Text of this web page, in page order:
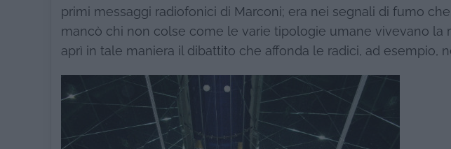
primi messaggi radiofonici di Marconi; era nei segnali di fumo
mancò chi non colse come le varie tipologie umane vivevano la
aprì in tale maniera il dibattito che affonda le radici, ad esempio,